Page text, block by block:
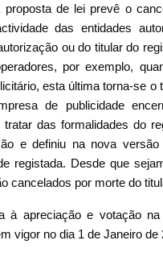
de lei prevê o
das entidades
ou do titular do
por exemplo,
esta última torna-se
de publicidade
das formalidades do
e definiu na nova
registada. Desde que
cancelados por morte do
à apreciação e votação
vigor no dia 1 de Janeiro de